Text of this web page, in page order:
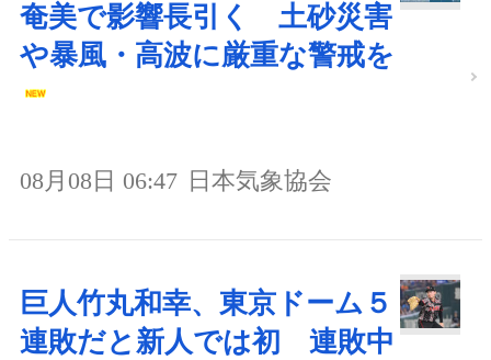
奄美で影響長引く 土砂災害
や暴風・高波に厳重な警戒を
08月08日 06:47 日本気象協会
巨人竹丸和幸、東京ドーム５
連敗だと新人では初 連敗中